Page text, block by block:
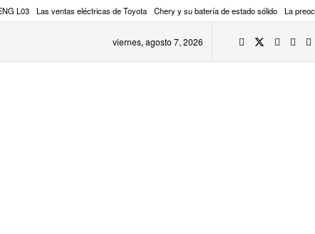
L03 Las ventas eléctricas de Toyota Chery y su batería de estado sólido La
viernes, agosto 7, 2026